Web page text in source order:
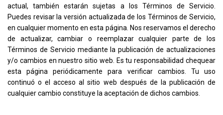
actual, también estarán sujetas a los Términos de Servicio.
Puedes revisar la versión actualizada de los Términos de Servicio,
en cualquier momento en esta página. Nos reservamos el derecho
de actualizar, cambiar o reemplazar cualquier parte de los
Términos de Servicio mediante la publicación de actualizaciones
y/o cambios en nuestro sitio web. Es tu responsabilidad chequear
esta página periódicamente para verificar cambios. Tu uso
continuó o el acceso al sitio web después de la publicación de
cualquier cambio constituye la aceptación de dichos cambios.